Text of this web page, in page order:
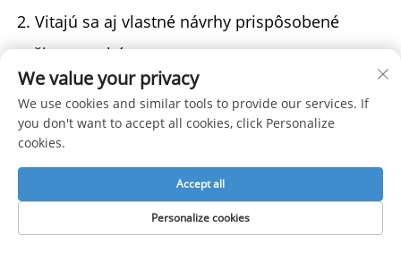
2. Vitajú sa aj vlastné návrhy prispôsobené
vašim potrebám.
3. Maximálna šírka dosahuje až 5 metrov.
4. Neobmedzené možnosti farieb a úprav
povrchu.
5. UV tlač zabezpečuje živé, jasné farby.
6. Možnosti prispôsobenia zahŕňajú priehľadné,
We value your privacy
We use cookies and similar tools to provide our services. If
you don't want to accept all cookies, click Personalize
cookies.
Personalize cookies
Accept all